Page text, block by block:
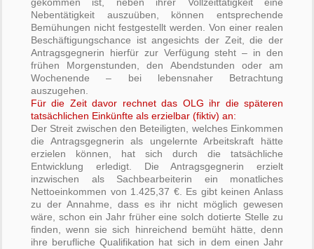
Nebentätigkeit auszuüben, können entsprechende
Bemühungen nicht festgestellt werden. Von einer realen
Beschäftigungschance ist angesichts der Zeit, die der
Antragsgegnerin hierfür zur Verfügung steht – in den
frühen Morgenstunden, den Abendstunden oder am
Wochenende – bei lebensnaher Betrachtung
auszugehen.
Für die Zeit davor rechnet das OLG ihr die späteren
tatsächlichen Einkünfte als erzielbar (fiktiv) an:
Der Streit zwischen den Beteiligten, welches Einkommen
die Antragsgegnerin als ungelernte Arbeitskraft hätte
erzielen können, hat sich durch die tatsächliche
Entwicklung erledigt. Die Antragsgegnerin erzielt
inzwischen als Sachbearbeiterin ein monatliches
Nettoeinkommen von 1.425,37 €. Es gibt keinen Anlass
zu der Annahme, dass es ihr nicht möglich gewesen
wäre, schon ein Jahr früher eine solch dotierte Stelle zu
finden, wenn sie sich hinreichend bemüht hätte, denn
ihre berufliche Qualifikation hat sich in dem einen Jahr